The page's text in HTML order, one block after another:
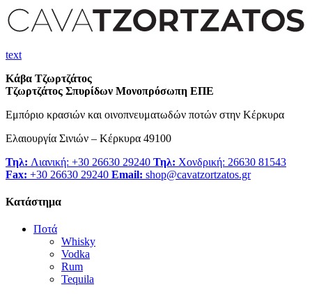
text
Κάβα Τζωρτζάτος
Τζωρτζάτος Σπυρίδων Μονοπρόσωπη ΕΠΕ
Εμπόριο κρασιών και οινοπνευματωδών ποτών στην Κέρκυρα
Ελαιουργία Σινιών – Κέρκυρα 49100
Τηλ: Λιανική: +30 26630 29240 Τηλ: Χονδρική: 26630 81543
Fax: +30 26630 29240 Email: shop@cavatzortzatos.gr
Κατάστημα
Ποτά
Whisky
Vodka
Rum
Tequila